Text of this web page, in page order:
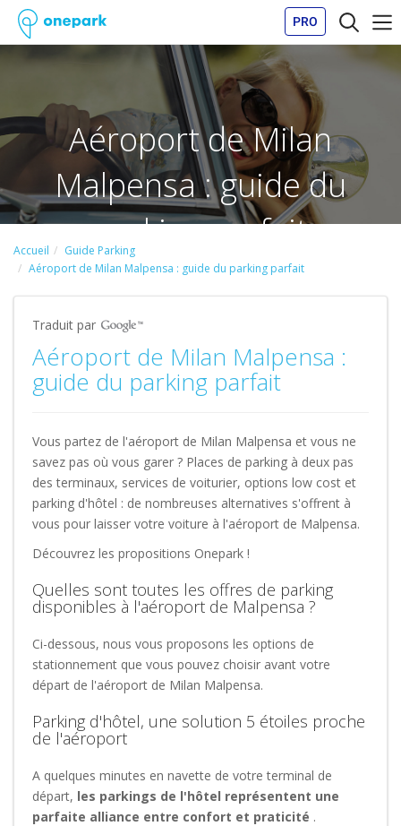
PRO
Aéroport de Milan
Malpensa : guide du
parking parfait
Accueil
Guide Parking
Aéroport de Milan Malpensa : guide du parking parfait
Traduit par
Aéroport de Milan Malpensa :
guide du parking parfait
Vous partez de l'aéroport de Milan Malpensa et vous ne
savez pas où vous garer ? Places de parking à deux pas
des terminaux, services de voiturier, options low cost et
parking d'hôtel : de nombreuses alternatives s'offrent à
vous pour laisser votre voiture à l'aéroport de Malpensa.
Découvrez les propositions Onepark !
Quelles sont toutes les offres de parking
disponibles à l'aéroport de Malpensa ?
Ci-dessous, nous vous proposons les options de
stationnement que vous pouvez choisir avant votre
départ de l'aéroport de Milan Malpensa.
Parking d'hôtel, une solution 5 étoiles proche
de l'aéroport
A quelques minutes en navette de votre terminal de
départ, les parkings de l'hôtel représentent une
parfaite alliance entre confort et praticité .